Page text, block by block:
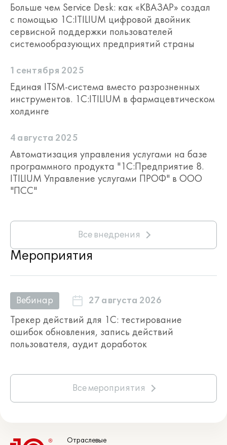
Больше чем Service Desk: как «КВАЗАР» создал
с помощью 1С:ITILIUM цифровой двойник
сервисной поддержки пользователей
системообразующих предприятий страны
1 сентября 2025
Единая ITSM-система вместо разрозненных
инструментов. 1С:ITILIUM в фармацевтическом
холдинге
4 августа 2025
Автоматизация управления услугами на базе
программного продукта "1С:Предприятие 8.
ITILIUM Управление услугами ПРОФ" в ООО
"ПСС"
Все внедрения
Мероприятия
Вебинар 27 августа 2026
Трекер действий для 1С: тестирование
ошибок обновления, запись действий
пользователя, аудит доработок
Все мероприятия
Отраслевые